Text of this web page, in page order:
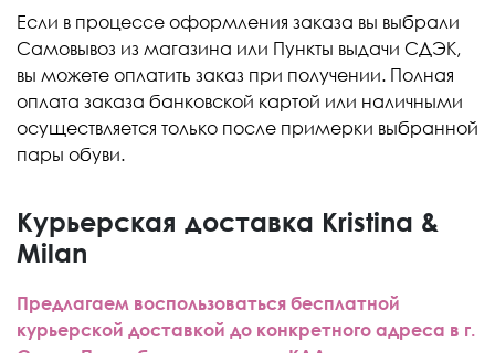
Если в процессе оформления заказа вы выбрали
Самовывоз из магазина или Пункты выдачи СДЭК,
вы можете оплатить заказ при получении. Полная
оплата заказа банковской картой или наличными
осуществляется только после примерки выбранной
пары обуви.
Курьерская доставка Kristina &
Milan
Предлагаем воспользоваться бесплатной
курьерской доставкой до конкретного адреса в г.